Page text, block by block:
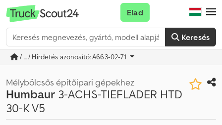
Keresés
Elad
/ ... / Hirdetés azonosító: A663-02-71
Mélybölcsős építőipari gépekhez
Humbaur 3-ACHS-TIEFLADER HTD
30-K V5